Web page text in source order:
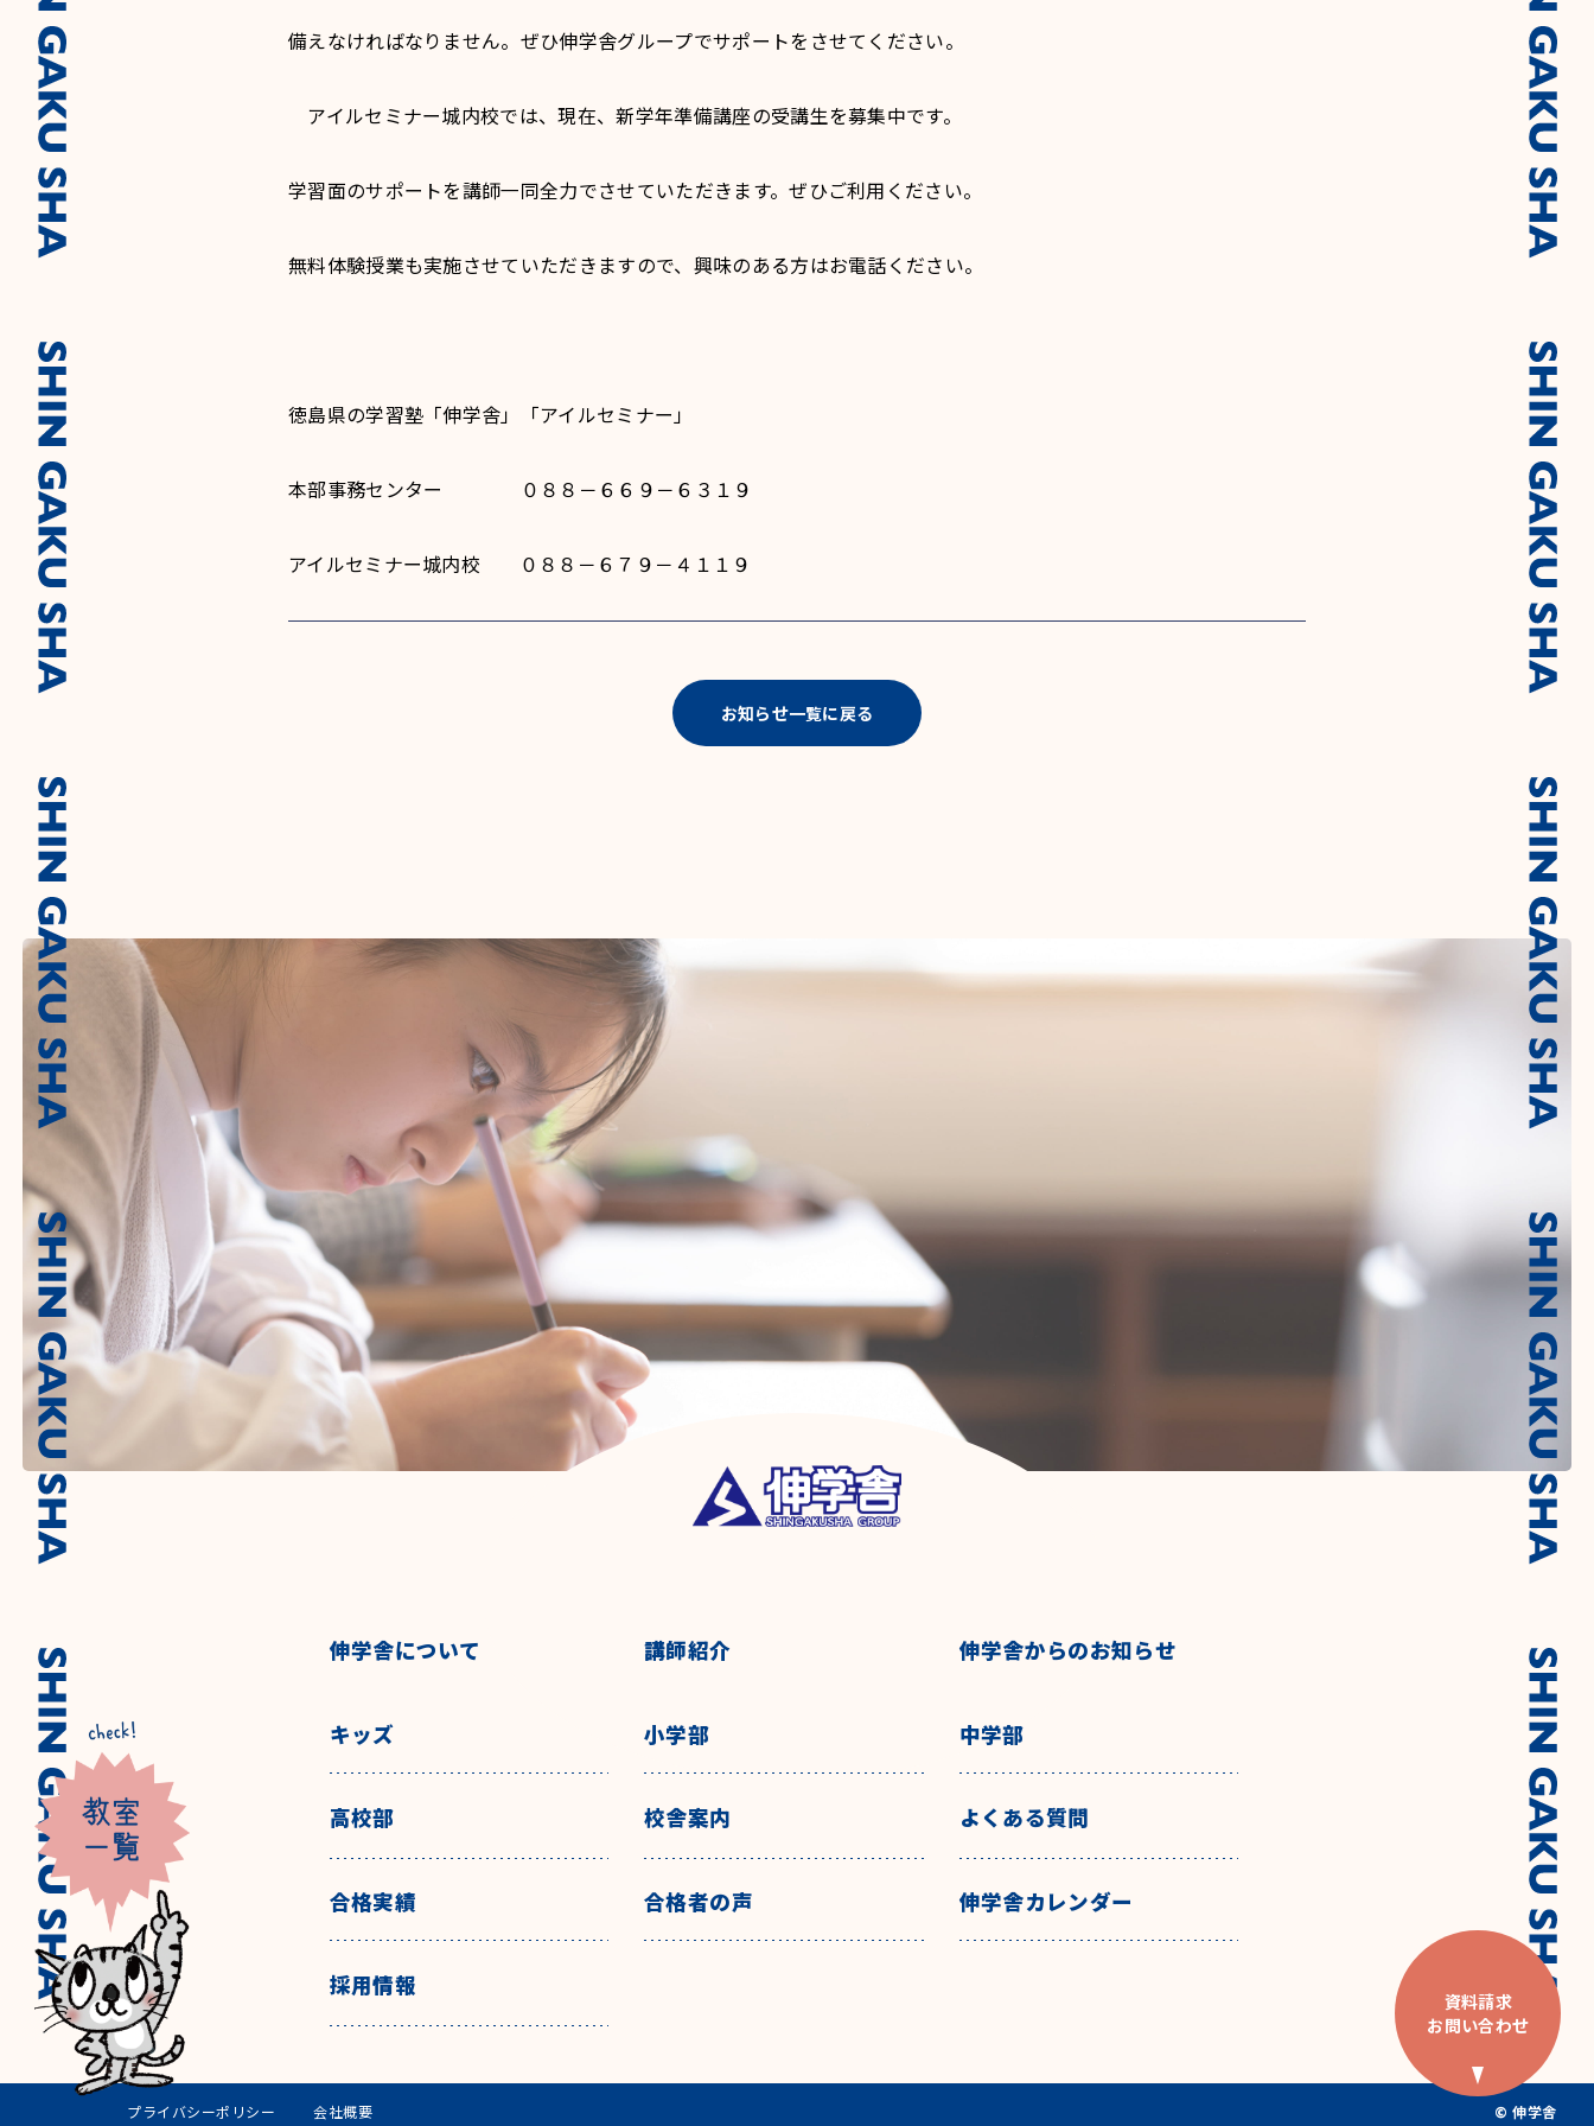
資料請求
お問い合わせ
備えなければなりません。ぜひ伸学舎グループでサポートをさせてください。
アイルセミナー城内校では、現在、新学年準備講座の受講生を募集中です。
学習面のサポートを講師一同全力でさせていただきます。ぜひご利用ください。
無料体験授業も実施させていただきますので、興味のある方はお電話ください。
徳島県の学習塾「伸学舎」「アイルセミナー」
本部事務センター ０８８－６６９－６３１９
アイルセミナー城内校 ０８８－６７９－４１１９
お知らせ一覧に戻る
伸学舎について 講師紹介 伸学舎からのお知らせ
キッズ 小学部 中学部
高校部 校舎案内 よくある質問
合格実績 合格者の声 伸学舎カレンダー
採用情報
プライバシーポリシー 会社概要 © 伸学舎